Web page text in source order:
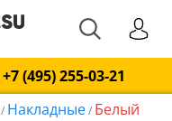
+7 (495) 255-03-21
/ Накладные/ Белый